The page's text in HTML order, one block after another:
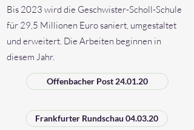
Bis 2023 wird die Geschwister-Scholl-Schule
für 29,5 Millionen Euro saniert, umgestaltet
und erweitert. Die Arbeiten beginnen in
diesem Jahr.
Offenbacher Post 24.01.20
Frankfurter Rundschau 04.03.20